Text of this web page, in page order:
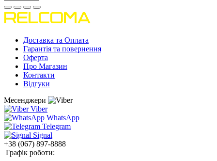
Доставка та Оплата
Гарантія та повернення
Оферта
Про Магазин
Контакти
Відгуки
Месенджери
Viber
WhatsApp
Telegram
Signal
+38 (067) 897-8888
Графік роботи: